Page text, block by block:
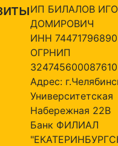
ИП БИЛАЛОВ
ДОМИРОВИЧ
ИНН
ОГРНИП
324745600087610
Адрес:
Университетская
Набережная 22В
Банк ФИЛИАЛ